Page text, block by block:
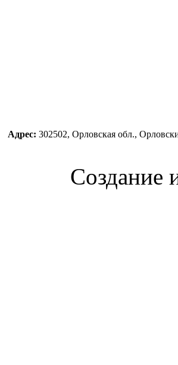
Адрес: 302502, Орловская обл.,
Создание